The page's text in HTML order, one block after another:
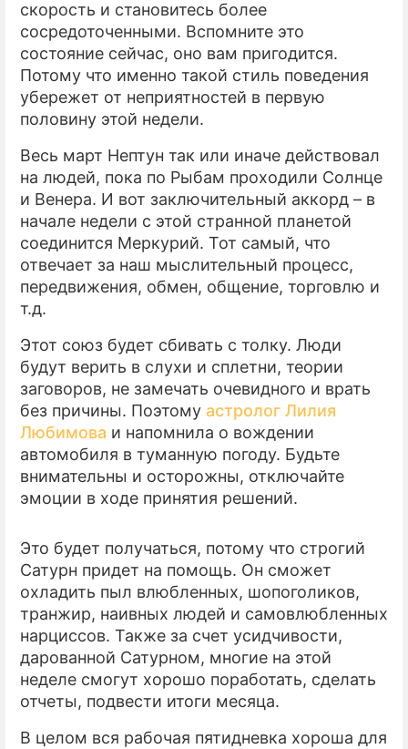
ПРЕСС-РЕЛИЗЫ
О ПРОЕКТЕ
скорость и становитесь более
сосредоточенными. Вспомните это
состояние сейчас, оно вам пригодится.
Потому что именно такой стиль поведения
убережет от неприятностей в первую
половину этой недели.
Весь март Нептун так или иначе действовал
на людей, пока по Рыбам проходили Солнце
и Венера. И вот заключительный аккорд – в
начале недели с этой странной планетой
соединится Меркурий. Тот самый, что
отвечает за наш мыслительный процесс,
передвижения, обмен, общение, торговлю и
т.д.
Этот союз будет сбивать с толку. Люди
будут верить в слухи и сплетни, теории
заговоров, не замечать очевидного и врать
без причины. Поэтому астролог Лилия
Любимова и напомнила о вождении
автомобиля в туманную погоду. Будьте
внимательны и осторожны, отключайте
эмоции в ходе принятия решений.
Это будет получаться, потому что строгий
Сатурн придет на помощь. Он сможет
охладить пыл влюбленных, шопоголиков,
транжир, наивных людей и самовлюбленных
нарциссов. Также за счет усидчивости,
дарованной Сатурном, многие на этой
неделе смогут хорошо поработать, сделать
отчеты, подвести итоги месяца.
В целом вся рабочая пятидневка хороша для